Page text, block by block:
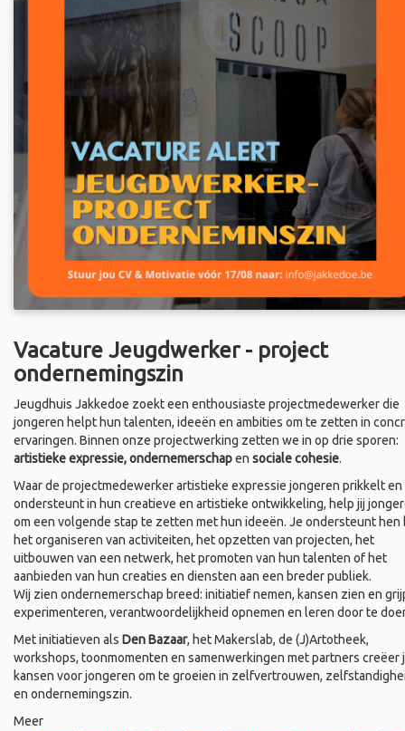
Vacature Jeugdwerker - project
ondernemingszin
Jeugdhuis Jakkedoe zoekt een enthousiaste projectmedewerker die
jongeren helpt hun talenten, ideeën en ambities om te zetten in
ervaringen. Binnen onze projectwerking zetten we in op drie sporen:
artistieke expressie, ondernemerschapen sociale cohesie.
Waar de projectmedewerker artistieke expressie jongeren prikkelt en
ondersteunt in hun creatieve en artistieke ontwikkeling, help jij
om een volgende stap te zetten met hun ideeën. Je ondersteunt hen
het organiseren van activiteiten, het opzetten van projecten, het
uitbouwen van een netwerk, het promoten van hun talenten of het
aanbieden van hun creaties en diensten aan een breder publiek.
Wij zien ondernemerschap breed: initiatief nemen, kansen zien en
experimenteren, verantwoordelijkheid opnemen en leren door te
Met initiatieven als Den Bazaar, het Makerslab, de (J)Artotheek,
workshops, toonmomenten en samenwerkingen met partners creëer
kansen voor jongeren om te groeien in zelfvertrouwen,
en ondernemingszin.
Meer